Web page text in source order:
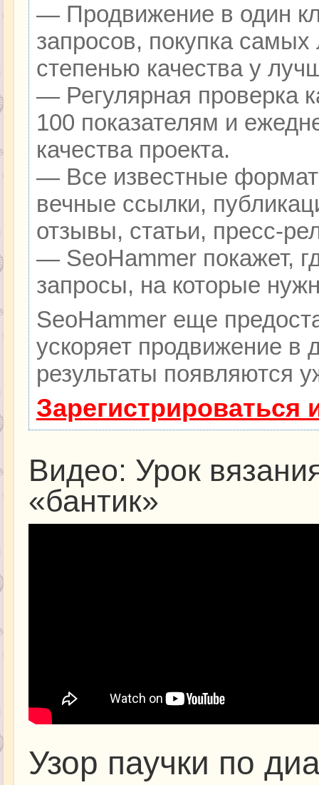
— Продвижение в один
запросов, покупка
степенью качества у
— Регулярная проверка
100 показателям и
качества проекта.
— Все известные
вечные ссылки,
отзывы, статьи, пресс-
— SeoHammer покажет,
запросы, на которые
SeoHammer еще
ускоряет продвижение в
результаты появляются
Видео: Урок
«бантик»
Узор паучки по